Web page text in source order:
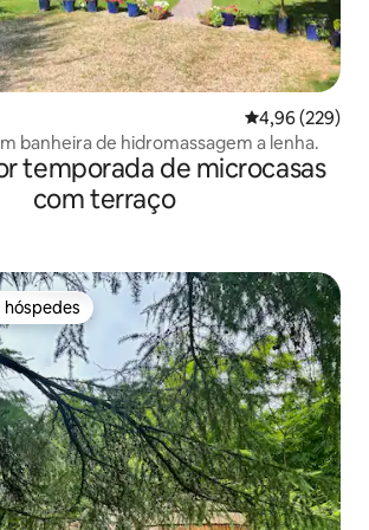
4,96 de uma
4,96 (229)
banheira de hidromassagem a lenha.
temporada de microcasas
com terraço
preferidos dos hóspedes
hóspedes